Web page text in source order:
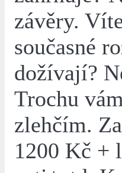
závěry.
současné
dožívají?
Trochu
zlehčím.
1200 Kč +